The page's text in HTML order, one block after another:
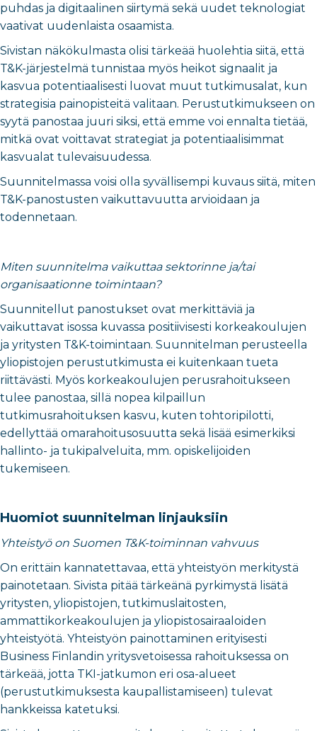
puhdas ja digitaalinen siirtymä sekä uudet teknologiat
vaativat uudenlaista osaamista.
Sivistan näkökulmasta olisi tärkeää huolehtia siitä, että
T&K-järjestelmä tunnistaa myös heikot signaalit ja
kasvua potentiaalisesti luovat muut tutkimusalat, kun
strategisia painopisteitä valitaan. Perustutkimukseen on
syytä panostaa juuri siksi, että emme voi ennalta tietää,
mitkä ovat voittavat strategiat ja potentiaalisimmat
kasvualat tulevaisuudessa.
Suunnitelmassa voisi olla syvällisempi kuvaus siitä, miten
T&K-panostusten vaikuttavuutta arvioidaan ja
todennetaan.
Miten suunnitelma vaikuttaa sektorinne ja/tai
organisaationne toimintaan?
Suunnitellut panostukset ovat merkittäviä ja
vaikuttavat isossa kuvassa positiivisesti korkeakoulujen
ja yritysten T&K-toimintaan. Suunnitelman perusteella
yliopistojen perustutkimusta ei kuitenkaan tueta
riittävästi. Myös korkeakoulujen perusrahoitukseen
tulee panostaa, sillä nopea kilpaillun
tutkimusrahoituksen kasvu, kuten tohtoripilotti,
edellyttää omarahoitusosuutta sekä lisää esimerkiksi
hallinto- ja tukipalveluita, mm. opiskelijoiden
tukemiseen.
Huomiot suunnitelman linjauksiin
Yhteistyö on Suomen T&K-toiminnan vahvuus
On erittäin kannatettavaa, että yhteistyön merkitystä
painotetaan. Sivista pitää tärkeänä pyrkimystä lisätä
yritysten, yliopistojen, tutkimuslaitosten,
ammattikorkeakoulujen ja yliopistosairaaloiden
yhteistyötä. Yhteistyön painottaminen erityisesti
Business Finlandin yritysvetoisessa rahoituksessa on
tärkeää, jotta TKI-jatkumon eri osa-alueet
(perustutkimuksesta kaupallistamiseen) tulevat
hankkeissa katetuksi.